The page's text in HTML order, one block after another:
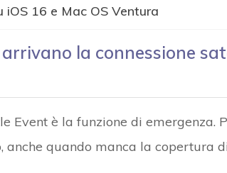
iOS 16 e Mac OS Ventura
la connessione
Event è la funzione di emergenza.
anche quando manca la copertura